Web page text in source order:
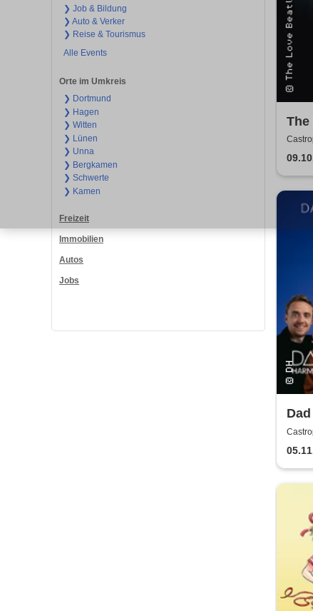
❯ Job & Bildung
❯ Auto & Verker
❯ Reise & Tourismus
Alle Events
Orte im Umkreis
❯ Dortmund
❯ Hagen
❯ Witten
❯ Lünen
❯ Unna
❯ Bergkamen
❯ Schwerte
❯ Kamen
Freizeit
Immobilien
Autos
Jobs
The